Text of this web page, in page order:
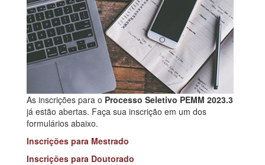
As inscrições para o Processo Seletivo PEMM 2023.3
já estão abertas. Faça sua inscrição em um dos
formulários abaixo.
Inscrições para Mestrado
Inscrições para Doutorado